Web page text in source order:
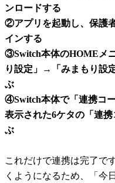
ンロードする
②アプリを起動し、保護
インする
③Switch本体のHOMEメ
り設定」→「みまもり設
ぶ
④Switch本体で「連携コ
表示された6ケタの「連
ぶ
これだけで連携は完了で
くようになるため、「今